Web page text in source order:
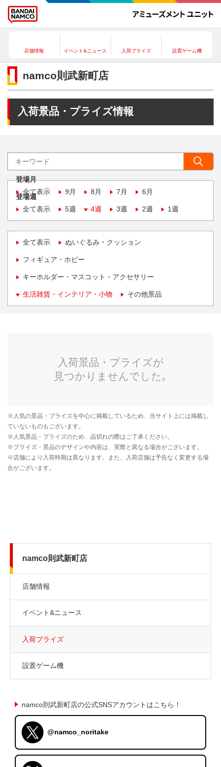
店舗情報 イベント&ニュース 入荷プライズ 設置ゲーム機
namco則武新町店
入荷景品・プライズ情報
登場月
全て表示
9月 8月 7月 6月
登場週
全て表示
5週 4週 3週 2週 1週
全て表示 ぬいぐるみ・クッション
フィギュア・ホビー
キーホルダー・マスコット・アクセサリー
生活雑貨・インテリア・小物 その他景品
namco則武新町店
店舗情報
イベント&ニュース
入荷プライズ
設置ゲーム機
namco則武新町店の公式SNSアカウントはこちら！
@namco_noritake